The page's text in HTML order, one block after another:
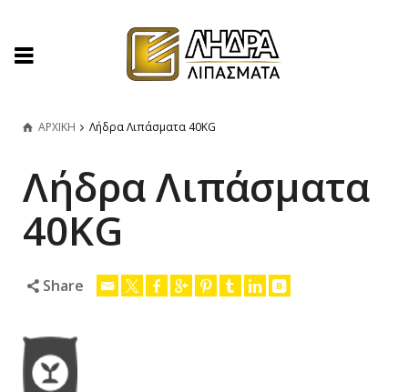
ΑΡΧΙΚΗ Λήδρα Λιπάσματα 40KG
Λήδρα Λιπάσματα
40KG
Share